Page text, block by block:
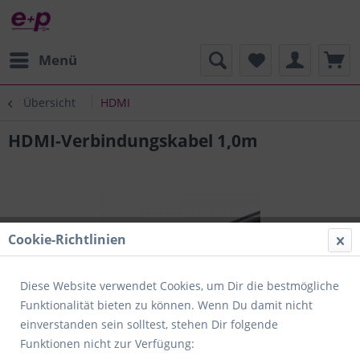
Menü
Übersicht HDMI
HDMI-Verbindungskabel 1,0m
Cookie-Richtlinien
Diese Website verwendet Cookies, um Dir die bestmögliche
Funktionalität bieten zu können. Wenn Du damit nicht
einverstanden sein solltest, stehen Dir folgende
Funktionen nicht zur Verfügung: